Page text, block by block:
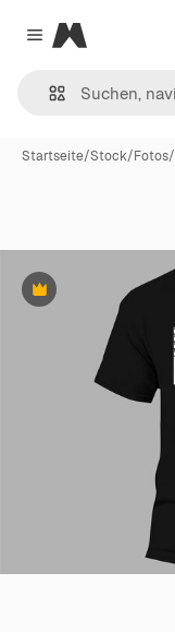
Close menu
Magnific
Startseite/Stock/Fotos/
Premium